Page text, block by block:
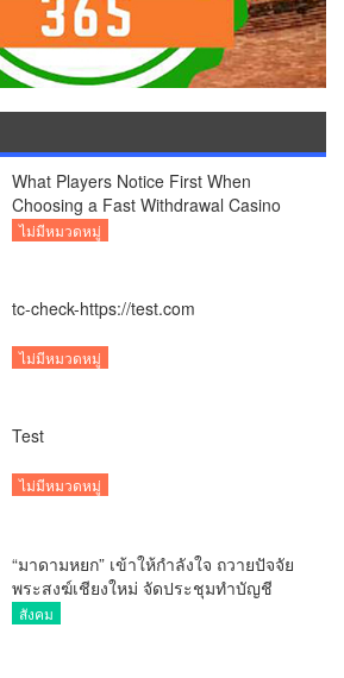
What Players Notice First When
Choosing a Fast Withdrawal Casino
UK
ไม่มีหมวดหมู่
tc-check-https://test.com
ไม่มีหมวดหมู่
Test
ไม่มีหมวดหมู่
“มาดามหยก” เข้าให้กำลังใจ ถวายปัจจัย
พระสงฆ์เชียงใหม่ จัดประชุมทำบัญชี
รายรับรายจ่ายของวัด กว่า 300 รูป ที่วัด
สังคม